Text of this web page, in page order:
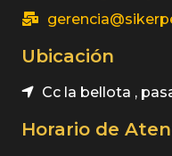
Ubicación
Cc la bellota ,
Horario de